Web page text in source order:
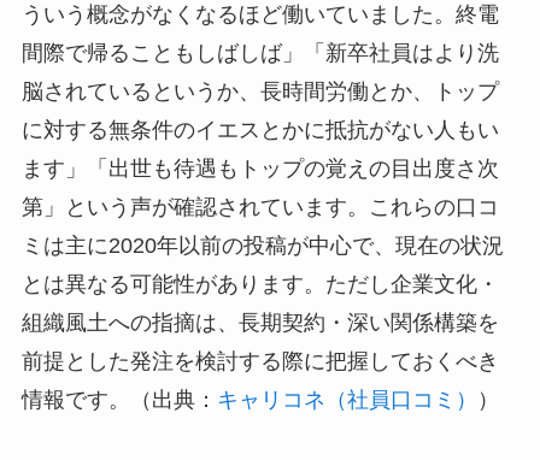
ういう概念がなくなるほど働いていました。終電
間際で帰ることもしばしば」「新卒社員はより洗
脳されているというか、長時間労働とか、トップ
に対する無条件のイエスとかに抵抗がない人もい
ます」「出世も待遇もトップの覚えの目出度さ次
第」という声が確認されています。これらの口コ
ミは主に2020年以前の投稿が中心で、現在の状況
とは異なる可能性があります。ただし企業文化・
組織風土への指摘は、長期契約・深い関係構築を
前提とした発注を検討する際に把握しておくべき
情報です。（出典： キャリコネ（社員口コミ） ）